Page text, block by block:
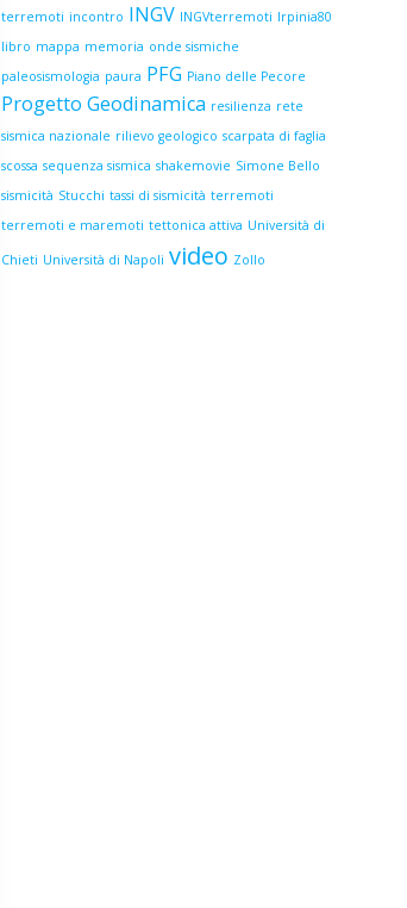
terremoti incontro INGV INGVterremoti Irpinia80
libro mappa memoria onde sismiche
paleosismologia paura PFG Piano delle Pecore
Progetto Geodinamica resilienza rete
sismica nazionale rilievo geologico scarpata di faglia
scossa sequenza sismica shakemovie Simone Bello
sismicità Stucchi tassi di sismicità terremoti
terremoti e maremoti tettonica attiva Università di
Chieti Università di Napoli video Zollo